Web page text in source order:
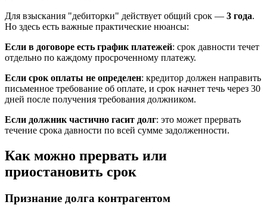
Для взыскания "дебиторки" действует общий срок — 3 года.
Но здесь есть важные практические нюансы:
Если в договоре есть график платежей: срок давности течет
отдельно по каждому просроченному платежу.
Если срок оплаты не определен: кредитор должен направить
письменное требование об оплате, и срок начнет течь через 30
дней после получения требования должником.
Если должник частично гасит долг: это может прервать
течение срока давности по всей сумме задолженности.
Как можно прервать или
приостановить срок
Признание долга контрагентом